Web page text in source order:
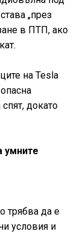
„през
в ПТП, ако
на Tesla
докато
умните
трябва да е
условия и